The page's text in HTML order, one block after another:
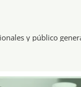
y público